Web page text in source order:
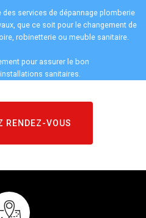
des services de dépannage plomberie
que ce soit pour le changement de
robinetterie ou meuble sanitaire.
pour assurer le bon
sanitaires.
RENDEZ-VOUS